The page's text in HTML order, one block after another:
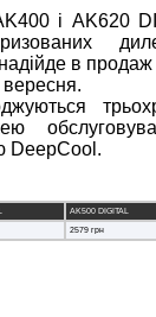
і AK620
в продаж
вересня.
DeepCool.
AK500 DIGITAL
2579 грн